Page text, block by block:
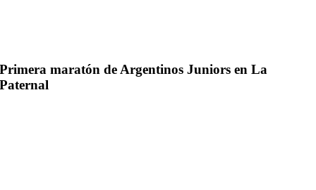
Primera maratón de Argentinos Juniors en La
Paternal